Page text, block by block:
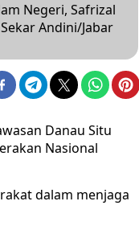
Negeri, Safrizal
Andini/Jabar
Danau Situ
Nasional
dalam menjaga